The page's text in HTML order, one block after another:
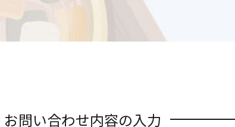
お問い合わせ内容の入力